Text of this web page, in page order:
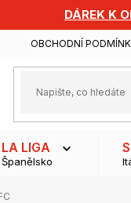
DÁREK K
OBCHODNÍ
LA LIGA
Španělsko